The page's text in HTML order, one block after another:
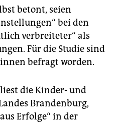
betont, seien
bei den
verbreiteter“ als
Für die Studie sind
befragt worden.
die Kinder- und
Brandenburg,
Erfolge“ in der